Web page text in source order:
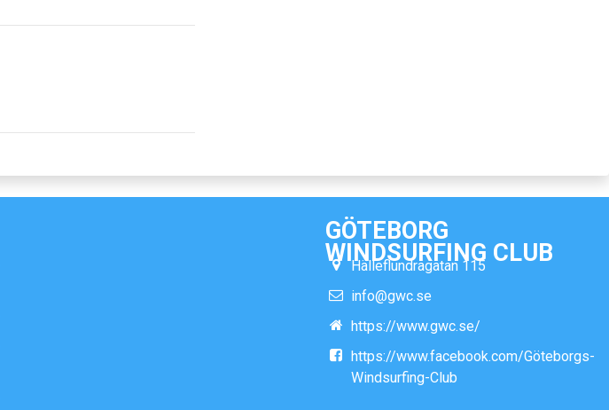
GÖTEBORG
WINDSURFING CLUB
Hälleflundragatan 115
info@gwc.se
https://www.gwc.se/
https://www.facebook.com/Göteborgs-
Windsurfing-Club